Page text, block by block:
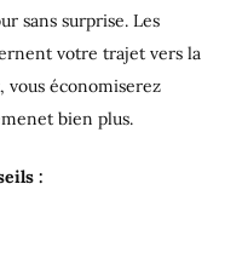
sans surprise. Les
votre trajet vers la
vous économiserez
bien plus.
: